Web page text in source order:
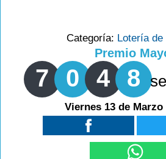
Categoría: Lotería
Premio
7 0 4 8
Viernes 13 de Marzo